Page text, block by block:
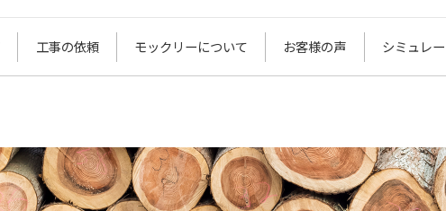
工事の依頼 モックリーについて お客様の声 シミュレ